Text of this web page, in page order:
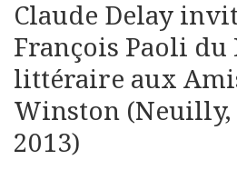
Claude Delay
François Paoli du
littéraire aux
Winston (Neuilly,
2013)